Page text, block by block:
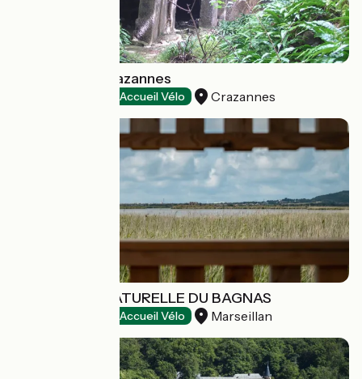
La Pierre de Crazannes
Accueil Vélo Crazannes
LA RÉSERVE NATURELLE DU BAGNAS
Accueil Vélo Marseillan